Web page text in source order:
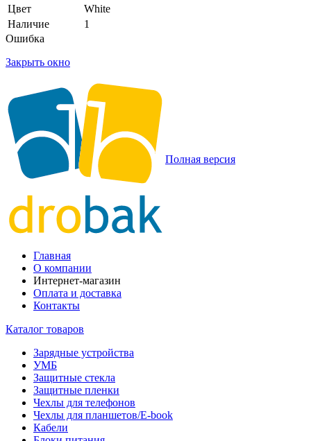
Цвет
White
Наличие
1
Ошибка
Закрыть окно
Полная версия
Главная
О компании
Интернет-магазин
Оплата и доставка
Контакты
Каталог товаров
Зарядные устройства
УМБ
Защитные стекла
Защитные пленки
Чехлы для телефонов
Чехлы для планшетов/E-book
Кабели